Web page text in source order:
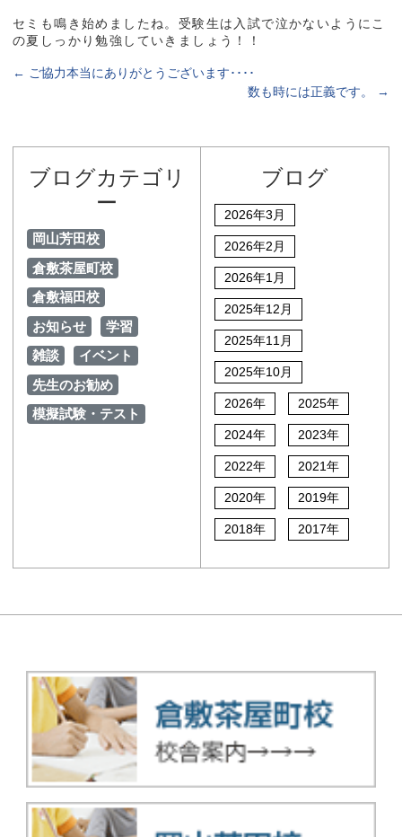
セミも鳴き始めましたね。受験生は入試で泣かないようにこ
の夏しっかり勉強していきましょう！！
← ご協力本当にありがとうございます････
数も時には正義です。
→
ブログカテゴリ
ー
岡山芳田校
倉敷茶屋町校
倉敷福田校
お知らせ
学習
雑談
イベント
先生のお勧め
模擬試験・テスト
ブログ
2026年3月
2026年2月
2026年1月
2025年12月
2025年11月
2025年10月
2026年 2025年
2024年 2023年
2022年 2021年
2020年 2019年
2018年 2017年